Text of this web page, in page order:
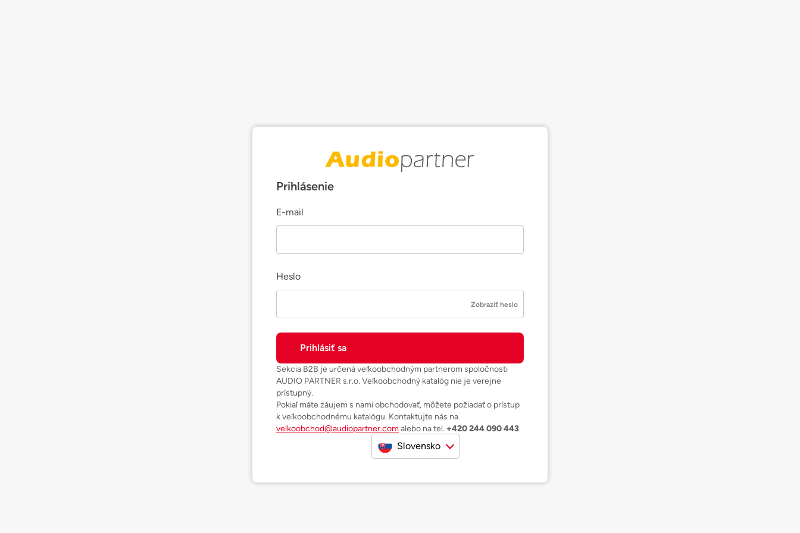
Prihlásenie
E-mail
Heslo
Zobraziť heslo
Sekcia B2B je určená veľkoobchodným partnerom spoločnosti
AUDIO PARTNER s.r.o. Veľkoobchodný katalóg nie je verejne
prístupný.
Pokiaľ máte záujem s nami obchodovať, môžete požiadať o prístup
k veľkoobchodnému katalógu. Kontaktujte nás na
velkoobchod@audiopartner.comalebo na tel. +420 244 090 443.
Slovensko